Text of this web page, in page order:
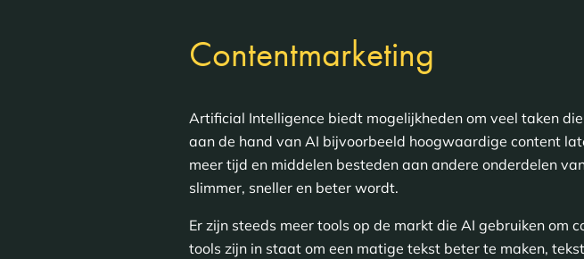
Contentmarketing
Artificial Intelligence biedt mogelijkheden om veel taken
aan de hand van AI bijvoorbeeld hoogwaardige content
meer tijd en middelen besteden aan andere onderdelen
slimmer, sneller en beter wordt.
Er zijn steeds meer tools op de markt die AI gebruiken om
tools zijn in staat om een matige tekst beter te maken,